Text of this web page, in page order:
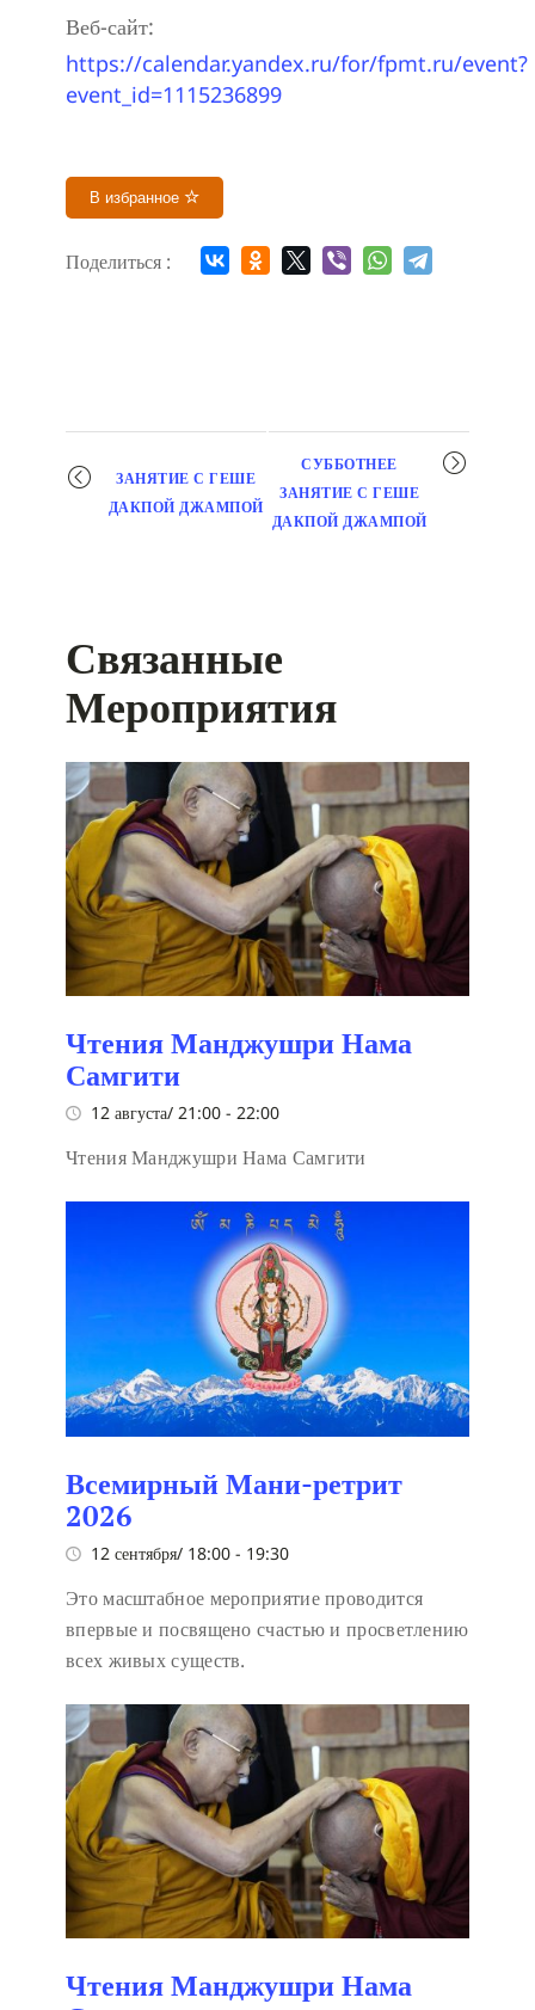
Веб-сайт:
https://calendar.yandex.ru/for/fpmt.ru/event?
event_id=1115236899
В избранное
Поделиться :
Мероприятие
навигация
ЗАНЯТИЕ С ГЕШЕ
ДАКПОЙ ДЖАМПОЙ
СУББОТНЕЕ
ЗАНЯТИЕ С ГЕШЕ
ДАКПОЙ ДЖАМПОЙ
Связанные
Мероприятия
Чтения Манджушри Нама
Самгити
12 августа/ 21:00 - 22:00
Чтения Манджушри Нама Самгити
Всемирный Мани-ретрит
2026
12 сентября/ 18:00 - 19:30
Это масштабное мероприятие проводится
впервые и посвящено счастью и просветлению
всех живых существ.
Чтения Манджушри Нама